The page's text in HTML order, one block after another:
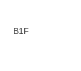
B1F